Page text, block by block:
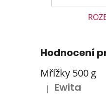
Hodnocení
Mřížky 500 g
Hodnocení
| Ewita